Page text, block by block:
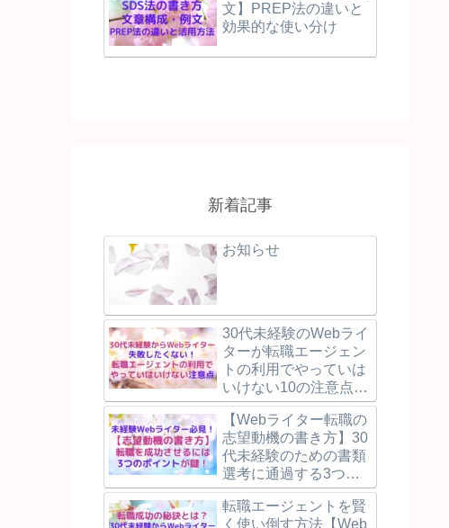
文】PREP法の違いと
効果的な使い分け
新着記事
お知らせ
30代未経験のWebライ
ターが転職エージェン
トの利用でやっていは
いけない10の注意点と
失敗しないために押え
るべき3つのポイント
を解説！
【Webライター転職の
志望動機の書き方】30
代未経験のための書類
選考に通過する3つの
ポイントを例文付で解
説！
転職エージェントを賢
く使い倒す方法【Web